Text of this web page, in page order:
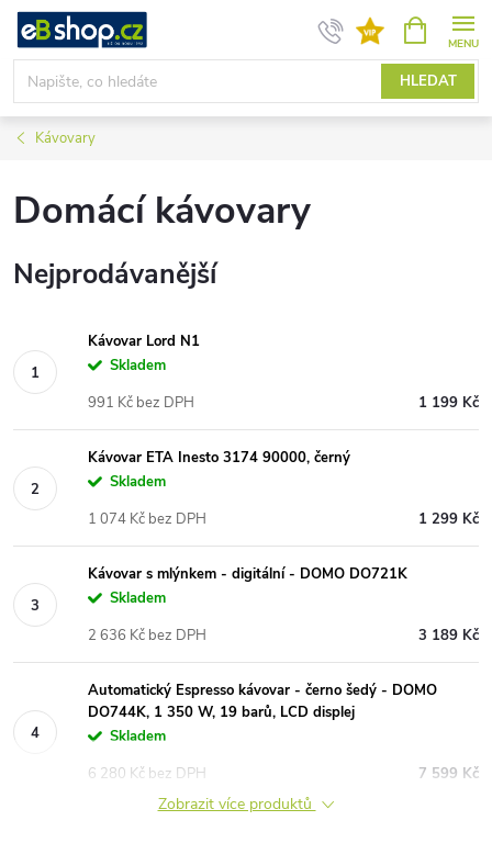
Přejít
obsah
HLEDAT
NÁKUPNÍ
KOŠÍK
Kávovary
Domácí kávovary
Nejprodávanější
Kávovar Lord N1
Skladem
1 199 Kč
991 Kč bez DPH
Kávovar ETA Inesto 3174 90000, černý
Skladem
1 299 Kč
1 074 Kč bez DPH
Kávovar s mlýnkem - digitální - DOMO DO721K
Skladem
3 189 Kč
2 636 Kč bez DPH
Automatický Espresso kávovar - černo šedý - DOMO
DO744K, 1 350 W, 19 barů, LCD displej
Skladem
7 599 Kč
6 280 Kč bez DPH
Zobrazit více produktů